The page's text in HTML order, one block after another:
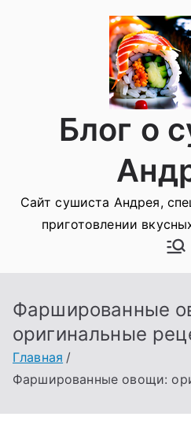
Блог о
Сайт сушиста Андрея,
приготовлении
Фаршированные
оригинальные
Главная
Фаршированные овощи: